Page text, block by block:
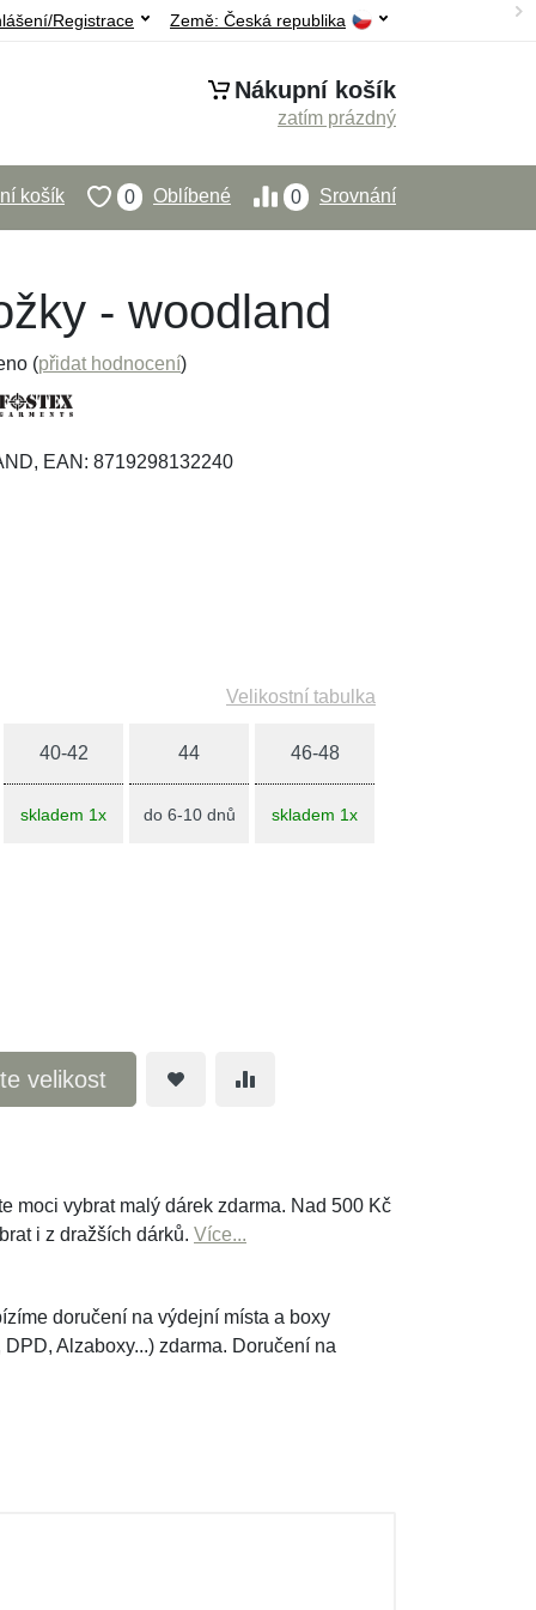
Země: Česká republika
Registrace
Nákupní košík
zatím prázdný
0 Srovnání
0 Oblíbené
košík
- woodland
(přidat hodnocení)
EAN: 8719298132240
Velikostní tabulka
40-42
skladem 1x
44
do 6-10 dnů
46-48
skladem 1x
velikost
moci vybrat malý dárek zdarma. Nad 500 Kč
i z dražších dárků. Více...
doručení na výdejní místa a boxy
Alzaboxy...) zdarma. Doručení na